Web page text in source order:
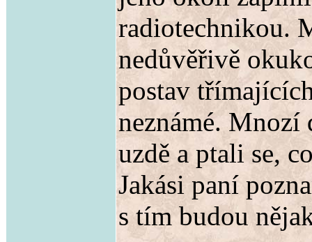
radiotechnikou.
nedůvěřivě
postav
neznámé. Mnozí
uzdě a ptali se,
Jakási paní
s tím budou